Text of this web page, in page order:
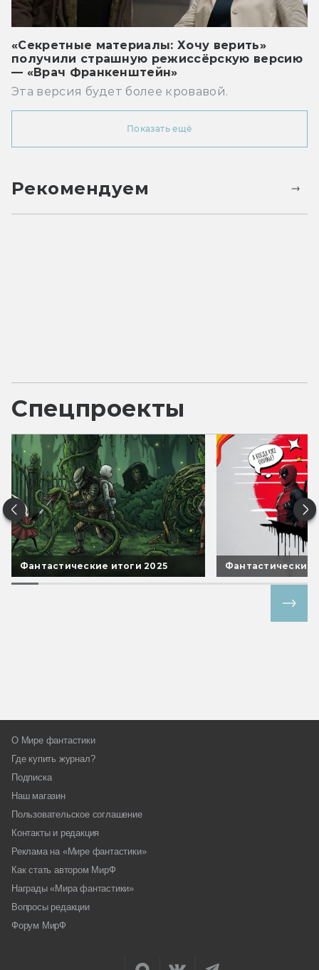
«Секретные материалы: Хочу верить»
получили страшную режиссёрскую версию
— «Врач Франкенштейн»
Эта версия будет более кровавой.
Показать ещё
Рекомендуем
Спецпроекты
Фантастические итоги 2025 Фантастические
О Мире фантастики
Где купить журнал?
Подписка
Наш магазин
Пользовательское соглашение
Контакты и редакция
Реклама на «Мире фантастики»
Как стать автором МирФ
Награды «Мира фантастики»
Вопросы редакции
Форум МирФ